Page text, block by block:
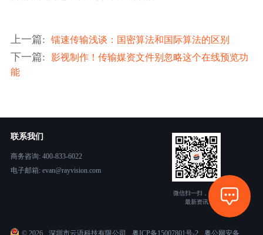
上一篇: 镭速传输浅谈：国密算法和国际算法的区别
下一篇:
影视制作！传输媒资文件别忽略这个在线预览功
能
联系我们
商务咨询: 400-833-6022
电子邮箱: evan@rayvision.com
微信扫一扫，获取
最新资讯
© 2026 深圳市云语科技有限公司 粤ICP备15007801号-2 粤公网安备